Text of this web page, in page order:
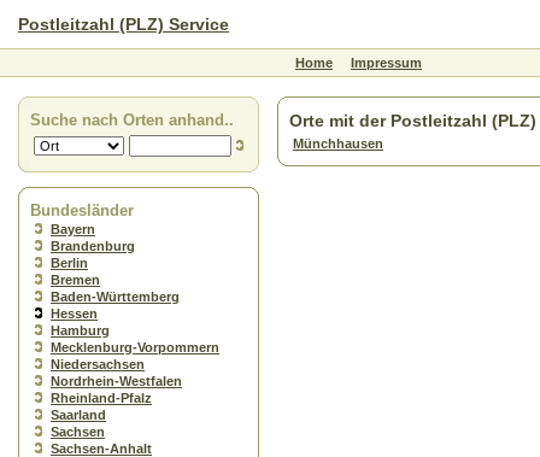
Postleitzahl (PLZ) Service
Home Impressum
Suche nach Orten anhand..
Bundesländer
Bayern
Brandenburg
Berlin
Bremen
Baden-Württemberg
Hessen
Hamburg
Mecklenburg-Vorpommern
Niedersachsen
Nordrhein-Westfalen
Rheinland-Pfalz
Saarland
Sachsen
Sachsen-Anhalt
Orte mit der Postleitzahl (PLZ)
Münchhausen